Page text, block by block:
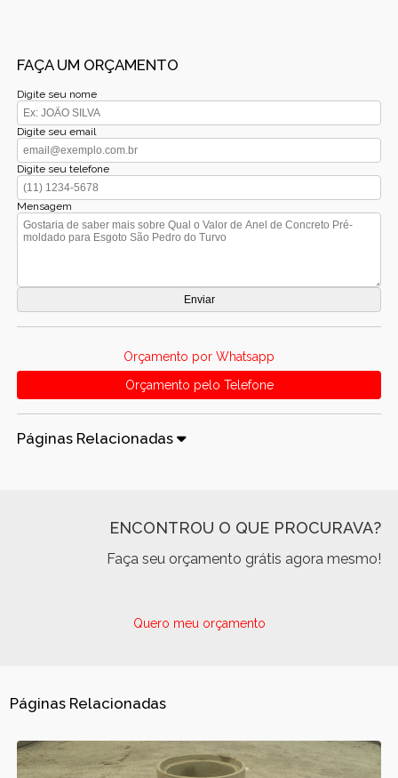
FAÇA UM ORÇAMENTO
Digite seu nome
Digite seu email
Digite seu telefone
Mensagem
Orçamento por Whatsapp
Orçamento pelo Telefone
Páginas Relacionadas
ENCONTROU O QUE PROCURAVA?
Faça seu orçamento grátis agora mesmo!
Quero meu orçamento
Páginas Relacionadas